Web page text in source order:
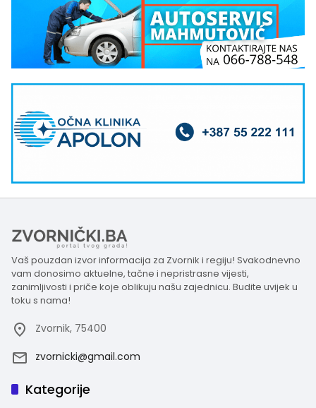
Vaš pouzdan izvor informacija za Zvornik i regiju! Svakodnevno
vam donosimo aktuelne, tačne i nepristrasne vijesti,
zanimljivosti i priče koje oblikuju našu zajednicu. Budite uvijek u
toku s nama!
Zvornik, 75400
zvornicki@gmail.com
Kategorije